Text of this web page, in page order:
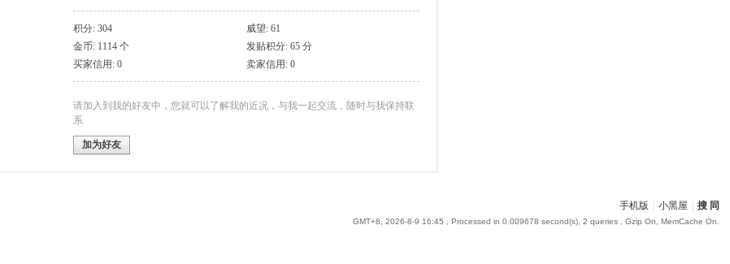
积分: 304
威望: 61
金币: 1114 个
发贴积分: 65 分
买家信用: 0
卖家信用: 0
请加入到我的好友中，您就可以了解我的近况，与我一起交流，随时与我保持联
系
加为好友
手机版 小黑屋 搜 同
GMT+8, 2026-8-9 16:45 , Processed in 0.009678 second(s), 2 queries , Gzip On, MemCache On.